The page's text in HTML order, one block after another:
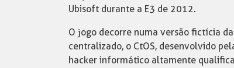
Ubisoft durante a E3 de 2012.
O jogo decorre numa versão fictícia
centralizado, o CtOS, desenvolvido
hacker informático altamente